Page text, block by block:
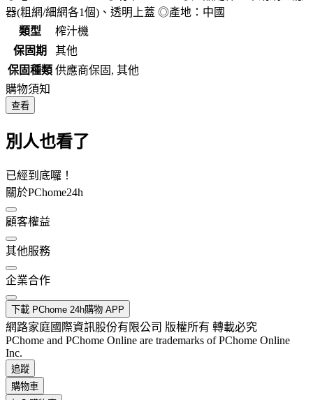
器(粗網/細網各1個)、透明上蓋 ◎產地：中國
類型
榨汁機
保固期
其他
保固種類 供應商保固, 其他
購物須知
查看
別人也看了
已經到底囉！
關於PChome24h
顧客權益
其他服務
企業合作
下載 PChome 24h購物 APP
網路家庭國際資訊股份有限公司 版權所有 轉載必究
PChome and PChome Online are trademarks of PChome Online
Inc.
追蹤
購物車